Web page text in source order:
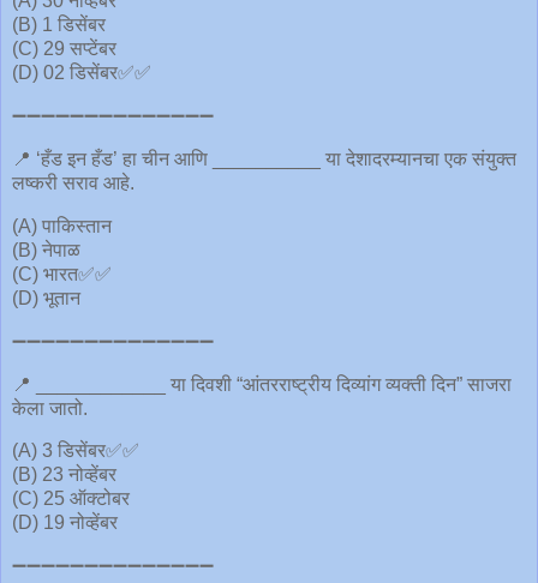
(B) 1 डिसेंबर
(C) 29 सप्टेंबर
(D) 02 डिसेंबर✅✅
➖➖➖➖➖➖➖➖➖➖➖➖➖➖
📍 ‘हँड इन हँड’ हा चीन आणि __________ या देशादरम्यानचा एक संयुक्त
लष्करी सराव आहे.
(A) पाकिस्तान
(B) नेपाळ
(C) भारत✅✅
(D) भूतान
➖➖➖➖➖➖➖➖➖➖➖➖➖➖
📍 ____________ या दिवशी “आंतरराष्ट्रीय दिव्यांग व्यक्ती दिन” साजरा
केला जातो.
(A) 3 डिसेंबर✅✅
(B) 23 नोव्हेंबर
(C) 25 ऑक्टोबर
(D) 19 नोव्हेंबर
➖➖➖➖➖➖➖➖➖➖➖➖➖➖